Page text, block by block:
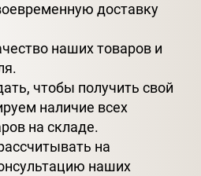
доставку
наших товаров и
чтобы получить свой
наличие всех
на складе.
на
наших